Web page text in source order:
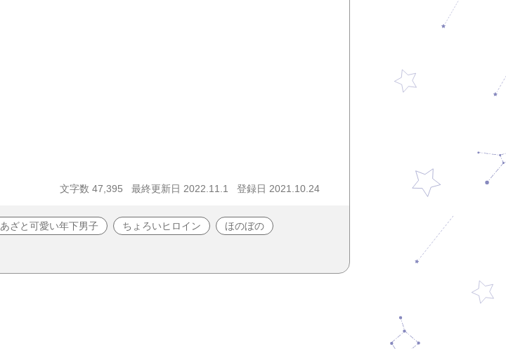
文字数 47,395 最終更新日 2022.11.1 登録日 2021.10.24
あざと可愛い年下男子 ちょろいヒロイン ほのぼの